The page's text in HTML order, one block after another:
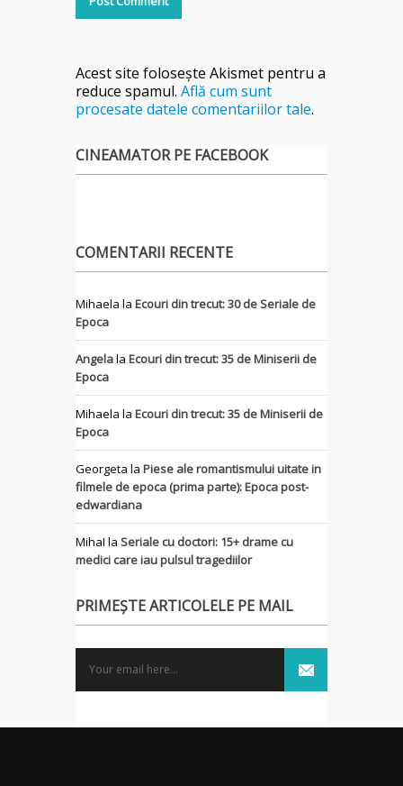
Acest site folosește Akismet pentru a
reduce spamul. Află cum sunt
procesate datele comentariilor tale.
CINEAMATOR PE FACEBOOK
COMENTARII RECENTE
Mihaela la Ecouri din trecut: 30 de Seriale de
Epoca
Angelala Ecouri din trecut: 35 de Miniserii de
Epoca
Mihaela la Ecouri din trecut: 35 de Miniserii de
Epoca
Georgeta la Piese ale romantismului uitate in
filmele de epoca (prima parte): Epoca post-
edwardiana
MihaI la Seriale cu doctori: 15+ drame cu
medici care iau pulsul tragediilor
PRIMEȘTE ARTICOLELE PE MAIL